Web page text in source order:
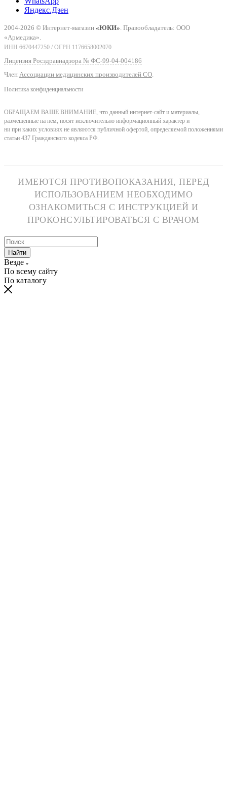
Яндекс.Дзен
2004-2026 © Интернет-магазин «ЮКИ» . Правообладатель: ООО
«Армедика».
ИНН 6670447250 / ОГРН 1176658002070
Лицензия Росздравнадзора № ФС-99-04-004186
Член Ассоциации медицинских производителей СО
Политика конфиденциальности
ОБРАЩАЕМ ВАШЕ ВНИМАНИЕ, что данный интернет-сайт и материалы,
размещенные на нем, носят исключительно информационный характер и
ни при каких условиях не являются публичной офертой, определяемой положениями
статьи 437 Гражданского кодекса РФ.
ИМЕЮТСЯ ПРОТИВОПОКАЗАНИЯ, ПЕРЕД
ИСПОЛЬЗОВАНИЕМ НЕОБХОДИМО
ОЗНАКОМИТЬСЯ С ИНСТРУКЦИЕЙ И
ПРОКОНСУЛЬТИРОВАТЬСЯ С ВРАЧОМ
Найти
Везде
По всему сайту
По каталогу